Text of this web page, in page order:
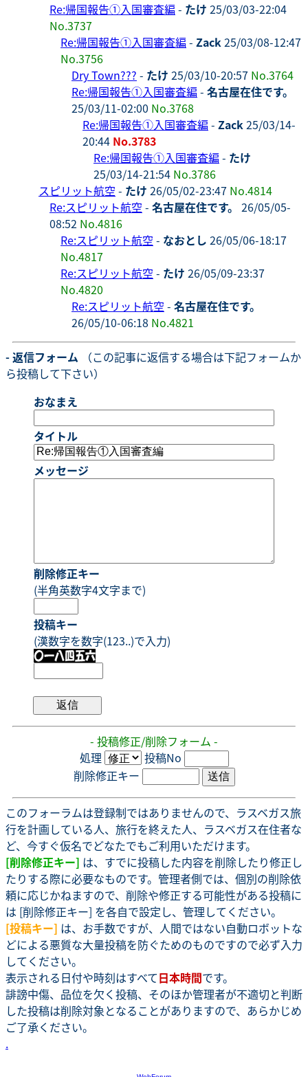
Re:帰国報告①入国審査編 - たけ 25/03/03-22:04
No.3737
Re:帰国報告①入国審査編 - Zack25/03/08-12:47
No.3756
Dry Town??? - たけ 25/03/10-20:57 No.3764
Re:帰国報告①入国審査編 - 名古屋在住です。
25/03/11-02:00 No.3768
Re:帰国報告①入国審査編 - Zack25/03/14-
20:44 No.3783
Re:帰国報告①入国審査編 - たけ
25/03/14-21:54 No.3786
スピリット航空 - たけ 26/05/02-23:47 No.4814
Re:スピリット航空 - 名古屋在住です。 26/05/05-
08:52 No.4816
Re:スピリット航空 - なおとし 26/05/06-18:17
No.4817
Re:スピリット航空 - たけ 26/05/09-23:37
No.4820
Re:スピリット航空 - 名古屋在住です。
26/05/10-06:18 No.4821
- 返信フォーム （この記事に返信する場合は下記フォームか
ら投稿して下さい）
おなまえ
タイトル
メッセージ
削除修正キー
(半角英数字4文字まで)
投稿キー
(漢数字を数字(123..)で入力)
- 投稿修正/削除フォーム -
処理
投稿No
削除修正キー
このフォーラムは登録制ではありませんので、ラスベガス旅
行を計画している人、旅行を終えた人、ラスベガス在住者な
ど、今すぐ仮名でどなたでもご利用いただけます。
[削除修正キー] は、すでに投稿した内容を削除したり修正し
たりする際に必要なものです。管理者側では、個別の削除依
頼に応じかねますので、削除や修正する可能性がある投稿に
は [削除修正キー] を各自で設定し、管理してください。
[投稿キー] は、お手数ですが、人間ではない自動ロボットな
どによる悪質な大量投稿を防ぐためのものですので必ず入力
してください。
表示される日付や時刻はすべて日本時間です。
誹謗中傷、品位を欠く投稿、そのほか管理者が不適切と判断
した投稿は削除対象となることがありますので、あらかじめ
ご了承ください。
.